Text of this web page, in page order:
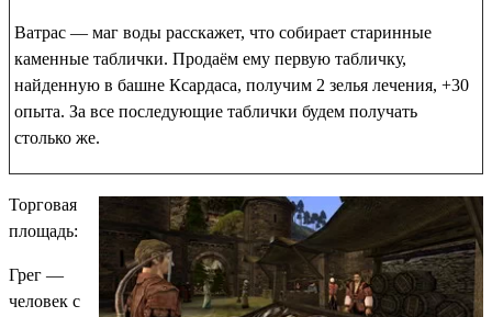
Ватрас — маг воды расскажет, что собирает старинные
каменные таблички. Продаём ему первую табличку,
найденную в башне Ксардаса, получим 2 зелья лечения, +30
опыта. За все последующие таблички будем получать
столько же.
Торговая
площадь:
Грег —
человек с